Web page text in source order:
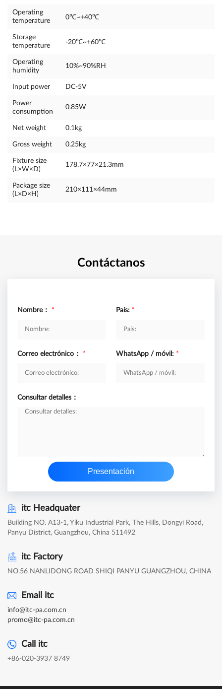
Operating
temperature
0℃~+40℃
Storage
temperature
-20℃~+60℃
Operating
humidity
10%~90%RH
Input power DC-5V
Power
consumption
0.85W
Net weight 0.1kg
Gross weight 0.25kg
Fixture size
(L×W×D)
178.7×77×21.3mm
Package size
(L×D×H)
210×111×44mm
Contáctanos
Nombre： * País: *
Correo electrónico： * WhatsApp / móvil: *
Consultar detalles：
Presentación
itc Headquater
Building NO. A13-1, Yiku Industrial Park, The Hills, Dongyi Road,
Panyu District, Guangzhou, China 511492
itc Factory
NO.56 NANLIDONG ROAD SHIQI PANYU GUANGZHOU, CHINA
Email itc
info@itc-pa.com.cn
promo@itc-pa.com.cn
Call itc
+86-020-3937 8749